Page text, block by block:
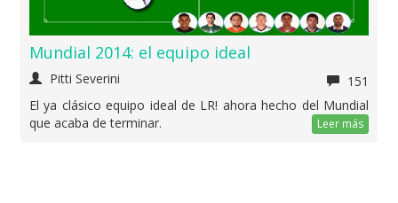
Mundial 2014: el equipo ideal
Pitti Severini
151
El ya clásico equipo ideal de LR! ahora hecho del Mundial
que acaba de terminar.
Leer más